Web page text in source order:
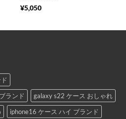
5段階中
¥5,050
ランド
galaxy s22 ケース おしゃれ
iphone16 ケース ハイ ブランド